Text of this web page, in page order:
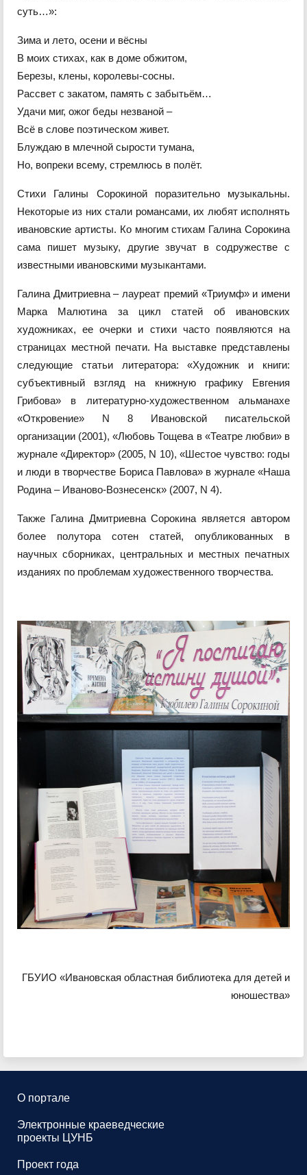
суть…»:
Зима и лето, осени и вёсны
В моих стихах, как в доме обжитом,
Березы, клены, королевы-сосны.
Рассвет с закатом, память с забытьём…
Удачи миг, ожог беды незваной –
Всё в слове поэтическом живет.
Блуждаю в млечной сырости тумана,
Но, вопреки всему, стремлюсь в полёт.
Стихи Галины Сорокиной поразительно музыкальны.
Некоторые из них стали романсами, их любят исполнять
ивановские артисты. Ко многим стихам Галина Сорокина
сама пишет музыку, другие звучат в содружестве с
известными ивановскими музыкантами.
Галина Дмитриевна – лауреат премий «Триумф» и имени
Марка Малютина за цикл статей об ивановских
художниках, ее очерки и стихи часто появляются на
страницах местной печати. На выставке представлены
следующие статьи литератора: «Художник и книги:
субъективный взгляд на книжную графику Евгения
Грибова» в литературно-художественном альманахе
«Откровение» N 8 Ивановской писательской
организации (2001), «Любовь Тощева в «Театре любви» в
журнале «Директор» (2005, N 10), «Шестое чувство: годы
и люди в творчестве Бориса Павлова» в журнале «Наша
Родина – Иваново-Вознесенск» (2007, N 4).
Также Галина Дмитриевна Сорокина является автором
более полутора сотен статей, опубликованных в
научных сборниках, центральных и местных печатных
изданиях по проблемам художественного творчества.
ГБУИО «Ивановская областная библиотека для детей и
юношества»
О портале
Электронные краеведческие
проекты ЦУНБ
Проект года